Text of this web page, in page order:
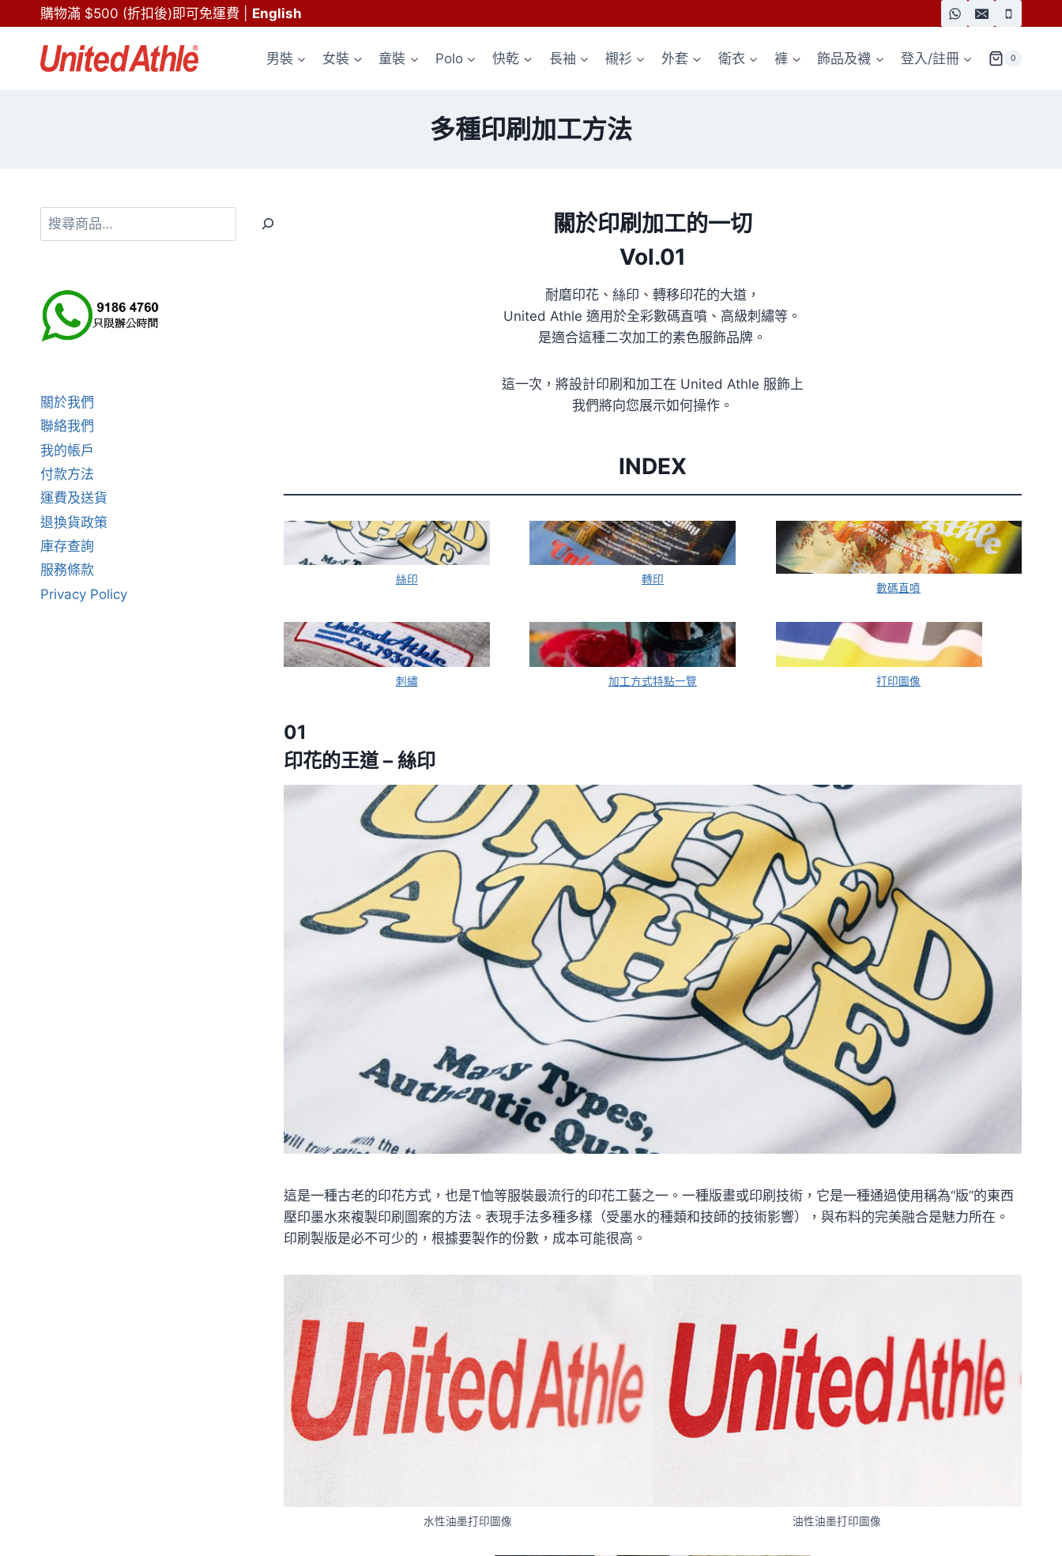
to
content
購物滿 $500 (折扣後)即可免運費 English
男裝 女裝 童裝 Polo 快乾 長袖 襯衫 外套 衛衣 褲 飾品及襪 登入/註冊 0
多種印刷加工方法
關於印刷加工的一切
Vol.01
耐磨印花、絲印、轉移印花的大道，
United Athle 適用於全彩數碼直噴、高級刺繡等。
是適合這種二次加工的素色服飾品牌。
這一次，將設計印刷和加工在 United Athle 服飾上
我們將向您展示如何操作。
INDEX
絲印 轉印
數碼直噴
刺繡 加工方式特點一覽 打印圖像
01
印花的王道 – 絲印
這是一種古老的印花方式，也是T恤等服裝最流行的印花工藝之一。一種版畫或印刷技術，它是一種通過使用稱為“版”的東西
壓印墨水來複製印刷圖案的方法。表現手法多種多樣（受墨水的種類和技師的技術影響），與布料的完美融合是魅力所在。
印刷製版是必不可少的，根據要製作的份數，成本可能很高。
水性油墨打印圖像 油性油墨打印圖像
搜
尋
關於我們
聯絡我們
我的帳戶
付款方法
運費及送貨
退換貨政策
庫存查詢
服務條款
Privacy Policy